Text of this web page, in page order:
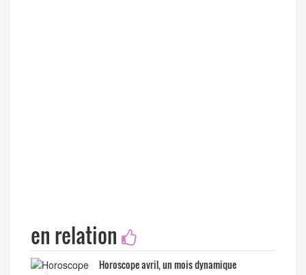
en relation
Horoscope avril, un mois dynamique